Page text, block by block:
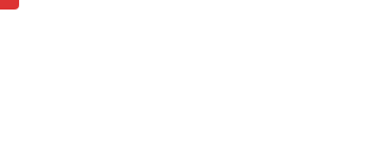
message